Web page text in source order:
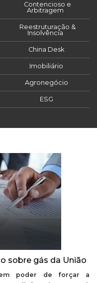
Contencioso e
Arbitragem
Reestruturação &
Insolvência
China Desk
Imobiliário
Agronegócio
ESG
sobre gás da União
poder de forçar a